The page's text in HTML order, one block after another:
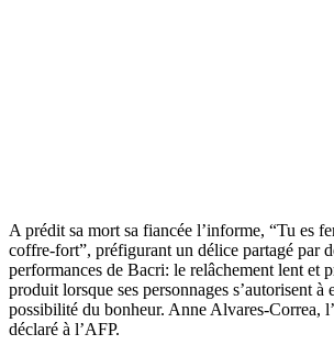
A prédit sa mort sa fiancée l’informe, “Tu es
coffre-fort”, préfigurant un délice partagé par
performances de Bacri: le relâchement lent et
produit lorsque ses personnages s’autorisent à
possibilité du bonheur. Anne Alvares-Correa,
déclaré à l’AFP.